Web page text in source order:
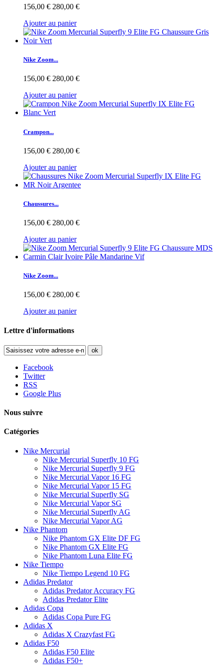
156,00 € 280,00 €
Ajouter au panier
Nike Zoom...
156,00 € 280,00 €
Ajouter au panier
Crampon...
156,00 € 280,00 €
Ajouter au panier
Chaussures...
156,00 € 280,00 €
Ajouter au panier
Nike Zoom...
156,00 € 280,00 €
Ajouter au panier
Lettre d'informations
ok
Facebook
Twitter
RSS
Google Plus
Nous suivre
Catégories
Nike Mercurial
Nike Mercurial Superfly 10 FG
Nike Mercurial Superfly 9 FG
Nike Mercurial Vapor 16 FG
Nike Mercurial Vapor 15 FG
Nike Mercurial Superfly SG
Nike Mercurial Vapor SG
Nike Mercurial Superfly AG
Nike Mercurial Vapor AG
Nike Phantom
Nike Phantom GX Elite DF FG
Nike Phantom GX Elite FG
Nike Phantom Luna Elite FG
Nike Tiempo
Nike Tiempo Legend 10 FG
Adidas Predator
Adidas Predator Accuracy FG
Adidas Predator Elite
Adidas Copa
Adidas Copa Pure FG
Adidas X
Adidas X Crazyfast FG
Adidas F50
Adidas F50 Elite
Adidas F50+